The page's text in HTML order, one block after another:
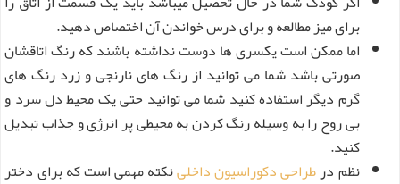
برای میز مطالعه و برای درس خواندن آن اختصاص دهید.
اما ممکن است یکسری ها دوست نداشته باشند که رنگ اتاقشان
صورتی باشد شما می توانید از رنگ های نارنجی و زرد رنگ های
گرم دیگر استفاده کنید شما می توانید حتی یک محیط دل سرد و
بی روح را به وسیله رنگ کردن به محیطی پر انرژی و جذاب تبدیل
کنید.
نظم درطراحی دکوراسیون داخلینکته مهمی است که برای دختر